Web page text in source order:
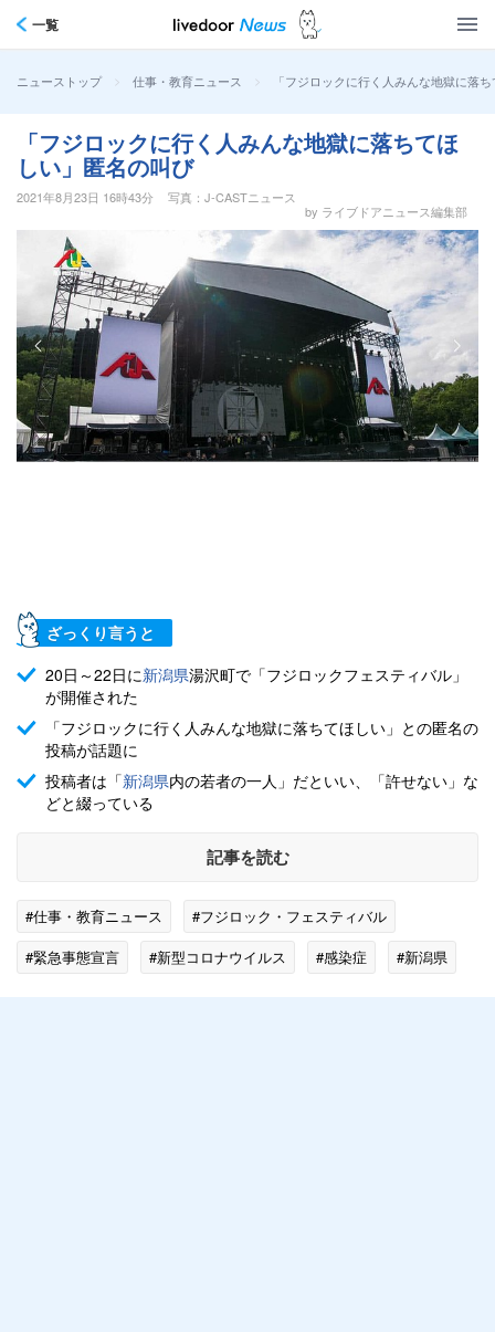
一覧
ニューストップ > 仕事・教育ニュース > 「フジロックに行く人みんな地獄に落
「フジロックに行く人みんな地獄に落ちてほ
しい」匿名の叫び
2021年8月23日 16時43分
写真：J-CASTニュース
by ライブドアニュース編集部
ざっくり言うと
20日～22日に新潟県湯沢町で「フジロックフェスティバル」
が開催された
「フジロックに行く人みんな地獄に落ちてほしい」との匿名の
投稿が話題に
投稿者は「新潟県内の若者の一人」だといい、「許せない」な
どと綴っている
記事を読む
#仕事・教育ニュース
#フジロック・フェスティバル
#緊急事態宣言
#新型コロナウイルス #感染症 #新潟県